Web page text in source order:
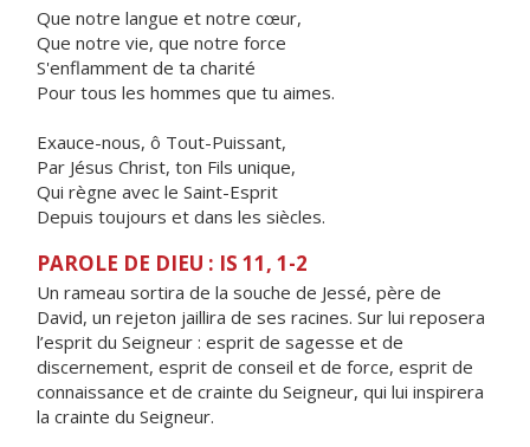
Que notre langue et notre cœur,
Que notre vie, que notre force
S'enflamment de ta charité
Pour tous les hommes que tu aimes.
Exauce-nous, ô Tout-Puissant,
Par Jésus Christ, ton Fils unique,
Qui règne avec le Saint-Esprit
Depuis toujours et dans les siècles.
PAROLE DE DIEU : IS 11, 1-2
Un rameau sortira de la souche de Jessé, père de
David, un rejeton jaillira de ses racines. Sur lui reposera
l’esprit du Seigneur : esprit de sagesse et de
discernement, esprit de conseil et de force, esprit de
connaissance et de crainte du Seigneur, qui lui inspirera
la crainte du Seigneur.